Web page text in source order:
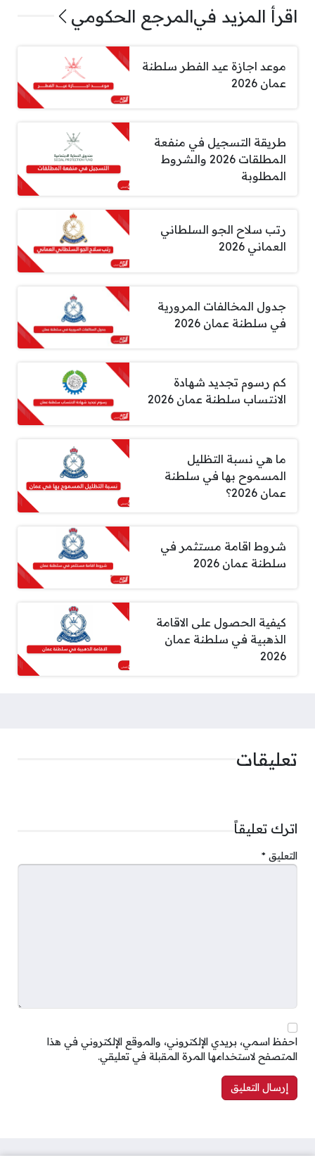
اقرأ المزيد فيالمرجع الحكومي
موعد اجازة عيد الفطر سلطنة
عمان 2026
طريقة التسجيل في منفعة
المطلقات 2026 والشروط
المطلوبة
رتب سلاح الجو السلطاني
العماني 2026
جدول المخالفات المرورية
في سلطنة عمان 2026
كم رسوم تجديد شهادة
الانتساب سلطنة عمان 2026
ما هي نسبة التظليل
المسموح بها في سلطنة
عمان 2026؟
شروط اقامة مستثمر في
سلطنة عمان 2026
كيفية الحصول على الاقامة
الذهبية في سلطنة عمان
2026
تعليقات
اترك تعليقاً
التعليق *
احفظ اسمي، بريدي الإلكتروني، والموقع الإلكتروني في هذا
المتصفح لاستخدامها المرة المقبلة في تعليقي.